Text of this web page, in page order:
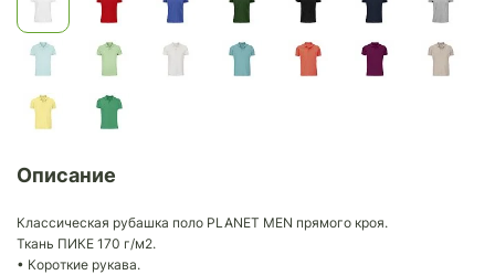
Описание
Классическая рубашка поло PLANET MEN прямого кроя.
Ткань ПИКЕ 170 г/м2.
• Короткие рукава.